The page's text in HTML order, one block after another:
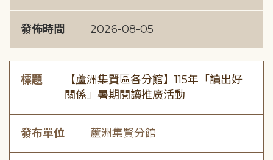
發佈時間 2026-08-05
標題
【蘆洲集賢區各分館】115年「讀出好
關係」暑期閱讀推廣活動
發布單位 蘆洲集賢分館